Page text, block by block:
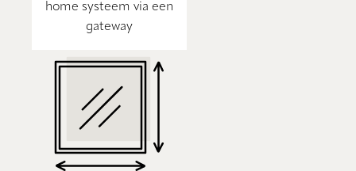
home systeem via een
gateway